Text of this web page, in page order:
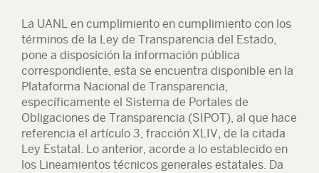
La UANL en cumplimiento en cumplimiento con los
términos de la Ley de Transparencia del Estado,
pone a disposición la información pública
correspondiente, esta se encuentra disponible en la
Plataforma Nacional de Transparencia,
específicamente el Sistema de Portales de
Obligaciones de Transparencia (SIPOT), al que hace
referencia el artículo 3, fracción XLIV, de la citada
Ley Estatal. Lo anterior, acorde a lo establecido en
los Lineamientos técnicos generales estatales. Da